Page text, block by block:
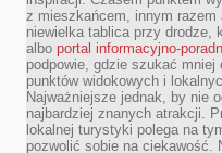
z mieszkańcem, innym razem
niewielka tablica przy drodze,
albo portal informacyjno-
podpowie, gdzie szukać
punktów widokowych i
Najważniejsze jednak, by nie
najbardziej znanych atrakcji.
lokalnej turystyki polega na
pozwolić sobie na ciekawość.